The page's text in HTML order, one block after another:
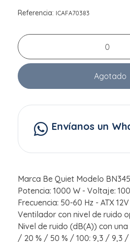
Referencia: ICAFA70383
Agotado
Envíanos un
Marca Be Quiet Modelo
Potencia: 1000 W - Voltaje:
Frecuencia: 50-60 Hz - ATX
Ventilador con nivel de ruido
Nivel de ruido (dB(A)) con
/ 20 % / 50 % / 100: 9,3 / 9,3 /